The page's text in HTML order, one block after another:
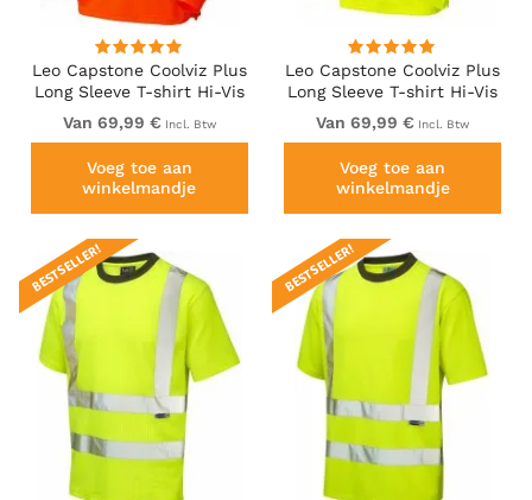
Leo Capstone Coolviz Plus
Long Sleeve T-shirt Hi-Vis
Orange
Van 69,99 € Incl. Btw
Voeg toe aan
winkelmandje
Leo Capstone Coolviz Plus
Long Sleeve T-shirt Hi-Vis
Yellow
Van 69,99 € Incl. Btw
Voeg toe aan
winkelmandje
BESTSELLER! BESTSELLER!